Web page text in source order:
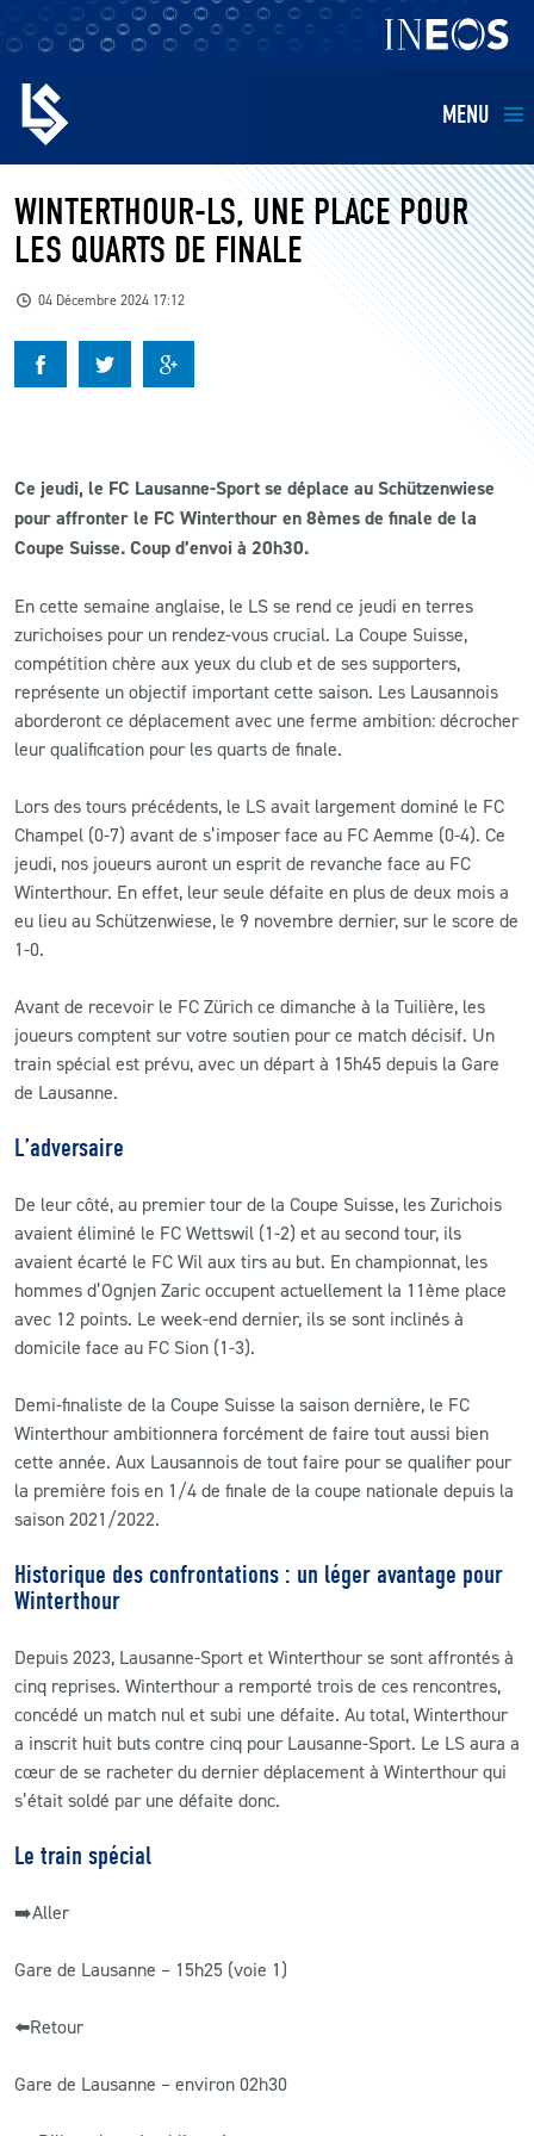
MENU
EQUIPES
BILLETTERIE
KIDS
RESTAURATION
CONTACT
ACTUALITÉS
LS E-SHOP
L’APP DU LS
LS ACADEMY CAMPS
MATCH DES CELEBRITES
WINTERTHOUR-LS, UNE PLACE POUR
LES QUARTS DE FINALE
04 Décembre 2024 17:12
Ce jeudi, le FC Lausanne-Sport se déplace au Schützenwiese
pour affronter le FC Winterthour en 8èmes de finale de la
Coupe Suisse. Coup d’envoi à 20h30.
En cette semaine anglaise, le LS se rend ce jeudi en terres
zurichoises pour un rendez-vous crucial. La Coupe Suisse,
compétition chère aux yeux du club et de ses supporters,
représente un objectif important cette saison. Les Lausannois
aborderont ce déplacement avec une ferme ambition: décrocher
leur qualification pour les quarts de finale.
Lors des tours précédents, le LS avait largement dominé le FC
Champel (0-7) avant de s’imposer face au FC Aemme (0-4). Ce
jeudi, nos joueurs auront un esprit de revanche face au FC
Winterthour. En effet, leur seule défaite en plus de deux mois a
eu lieu au Schützenwiese, le 9 novembre dernier, sur le score de
1-0.
Avant de recevoir le FC Zürich ce dimanche à la Tuilière, les
joueurs comptent sur votre soutien pour ce match décisif. Un
train spécial est prévu, avec un départ à 15h45 depuis la Gare
de Lausanne.
L’adversaire
De leur côté, au premier tour de la Coupe Suisse, les Zurichois
avaient éliminé le FC Wettswil (1-2) et au second tour, ils
avaient écarté le FC Wil aux tirs au but. En championnat, les
hommes d’Ognjen Zaric occupent actuellement la 11ème place
avec 12 points. Le week-end dernier, ils se sont inclinés à
domicile face au FC Sion (1-3).
Demi-finaliste de la Coupe Suisse la saison dernière, le FC
Winterthour ambitionnera forcément de faire tout aussi bien
cette année. Aux Lausannois de tout faire pour se qualifier pour
la première fois en 1/4 de finale de la coupe nationale depuis la
saison 2021/2022.
Historique des confrontations : un léger avantage pour
Winterthour
Depuis 2023, Lausanne-Sport et Winterthour se sont affrontés à
cinq reprises. Winterthour a remporté trois de ces rencontres,
concédé un match nul et subi une défaite. Au total, Winterthour
a inscrit huit buts contre cinq pour Lausanne-Sport. Le LS aura a
cœur de se racheter du dernier déplacement à Winterthour qui
s’était soldé par une défaite donc.
Le train spécial
➡️Aller
Gare de Lausanne – 15h25 (voie 1)
⬅️Retour
Gare de Lausanne – environ 02h30